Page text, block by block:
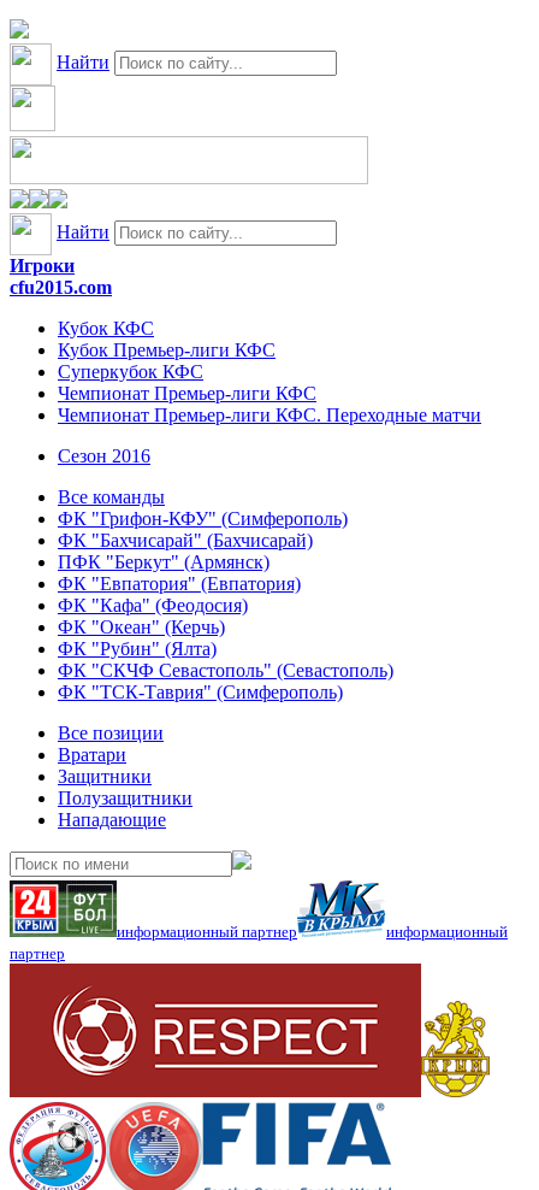
Найти
Найти
Игроки
cfu2015.com
Кубок КФС
Кубок Премьер-лиги КФС
Суперкубок КФС
Чемпионат Премьер-лиги КФС
Чемпионат Премьер-лиги КФС. Переходные матчи
Сезон 2016
Все команды
ФК "Грифон-КФУ" (Симферополь)
ФК "Бахчисарай" (Бахчисарай)
ПФК "Беркут" (Армянск)
ФК "Евпатория" (Евпатория)
ФК "Кафа" (Феодосия)
ФК "Океан" (Керчь)
ФК "Рубин" (Ялта)
ФК "СКЧФ Севастополь" (Севастополь)
ФК "ТСК-Таврия" (Симферополь)
Все позиции
Вратари
Защитники
Полузащитники
Нападающие
информационный партнер
информационный
партнер